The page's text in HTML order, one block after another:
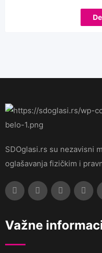
SDOglasi.rs su nezavisni
oglašavanja fizičkim i
Važne